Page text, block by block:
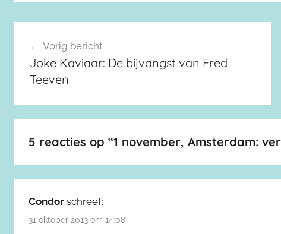
Berichtnavigatie
Vorig bericht
Joke Kaviaar: De bijvangst van Fred
Teeven
5 reacties op “1 november, Amsterdam:
Condor schreef:
31 oktober 2013 om 14:08